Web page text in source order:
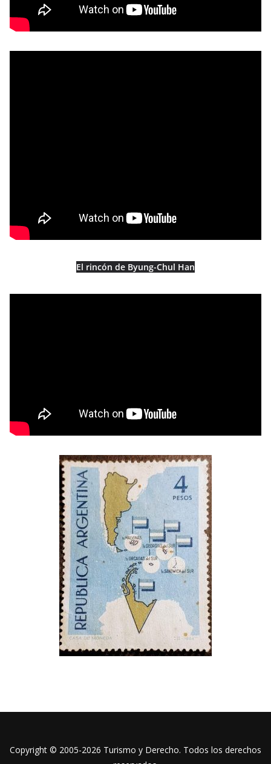
El rincón de Byung-Chul Han
Copyright © 2005-2026 Turismo y Derecho. Todos los derechos